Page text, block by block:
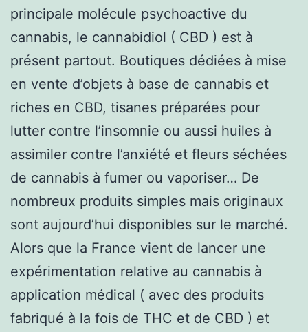
principale molécule psychoactive du
cannabis, le cannabidiol ( CBD ) est à
présent partout. Boutiques dédiées à mise
en vente d’objets à base de cannabis et
riches en CBD, tisanes préparées pour
lutter contre l’insomnie ou aussi huiles à
assimiler contre l’anxiété et fleurs séchées
de cannabis à fumer ou vaporiser… De
nombreux produits simples mais originaux
sont aujourd’hui disponibles sur le marché.
Alors que la France vient de lancer une
expérimentation relative au cannabis à
application médical ( avec des produits
fabriqué à la fois de THC et de CBD ) et